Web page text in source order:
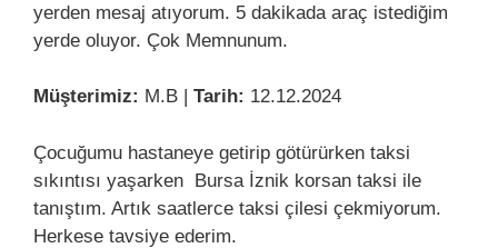
yerden mesaj atıyorum. 5 dakikada araç istediğim
yerde oluyor. Çok Memnunum.
Müşterimiz: M.B | Tarih: 12.12.2024
Çocuğumu hastaneye getirip götürürken taksi
sıkıntısı yaşarken Bursa İznik korsan taksi ile
tanıştım. Artık saatlerce taksi çilesi çekmiyorum.
Herkese tavsiye ederim.